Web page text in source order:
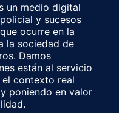
un medio digital
y sucesos
ocurre en la
la sociedad de
Damos
están al servicio
contexto real
poniendo en valor